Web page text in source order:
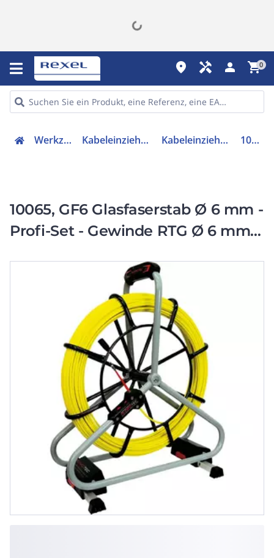
place handyman person shopping_cart0
Werkzeuge Kabeleinziehtechnik Kabeleinziehsystem 10065
10065, GF6 Glasfaserstab Ø 6 mm -
Profi-Set - Gewinde RTG Ø 6 mm,
m, Gesamtbruchlast 320 kg, für
Rohrdurchmesser 40-100mm